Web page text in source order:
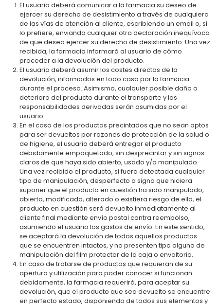
El usuario deberá comunicar a la farmacia su deseo de
ejercer su derecho de desistimiento a través de cualquiera
de las vías de atención al cliente, escribiendo un email o, si
lo prefiere, enviando cualquier otra declaración inequívoca
de que desea ejercer su derecho de desistimiento. Una vez
recibida, la farmacia informará al usuario de cómo
proceder a la devolución del producto.
El usuario deberá asumir los costes directos de la
devolución, informados en todo caso por la farmacia
durante el proceso. Asimismo, cualquier posible daño o
deterioro del producto durante el transporte y las
responsabilidades derivadas serán asumidas por el
usuario.
En el caso de los productos precintados que no sean aptos
para ser devueltos por razones de protección de la salud o
de higiene, el usuario deberá entregar el producto
debidamente empaquetado, sin desprecintar y sin signos
claros de que haya sido abierto, usado y/o manipulado.
Una vez recibido el producto, si fuera detectada cualquier
tipo de manipulación, desperfecto o signo que hiciera
suponer que el producto en cuestión ha sido manipulado,
abierto, modificado, alterado o existiera riesgo de ello, el
producto en cuestión será devuelto inmediatamente al
cliente final mediante envío postal contra reembolso,
asumiendo el usuario los gastos de envío. En este sentido,
se aceptará la devolución de todos aquellos productos
que se encuentren intactos, y no presenten tipo alguno de
manipulación del film protector de la caja o envoltorio.
En caso de tratarse de productos que requieran de su
apertura y utilización para poder conocer si funcionan
debidamente, la farmacia requerirá, para aceptar su
devolución, que el producto que sea devuelto se encuentre
en perfecto estado, disponiendo de todos sus elementos y